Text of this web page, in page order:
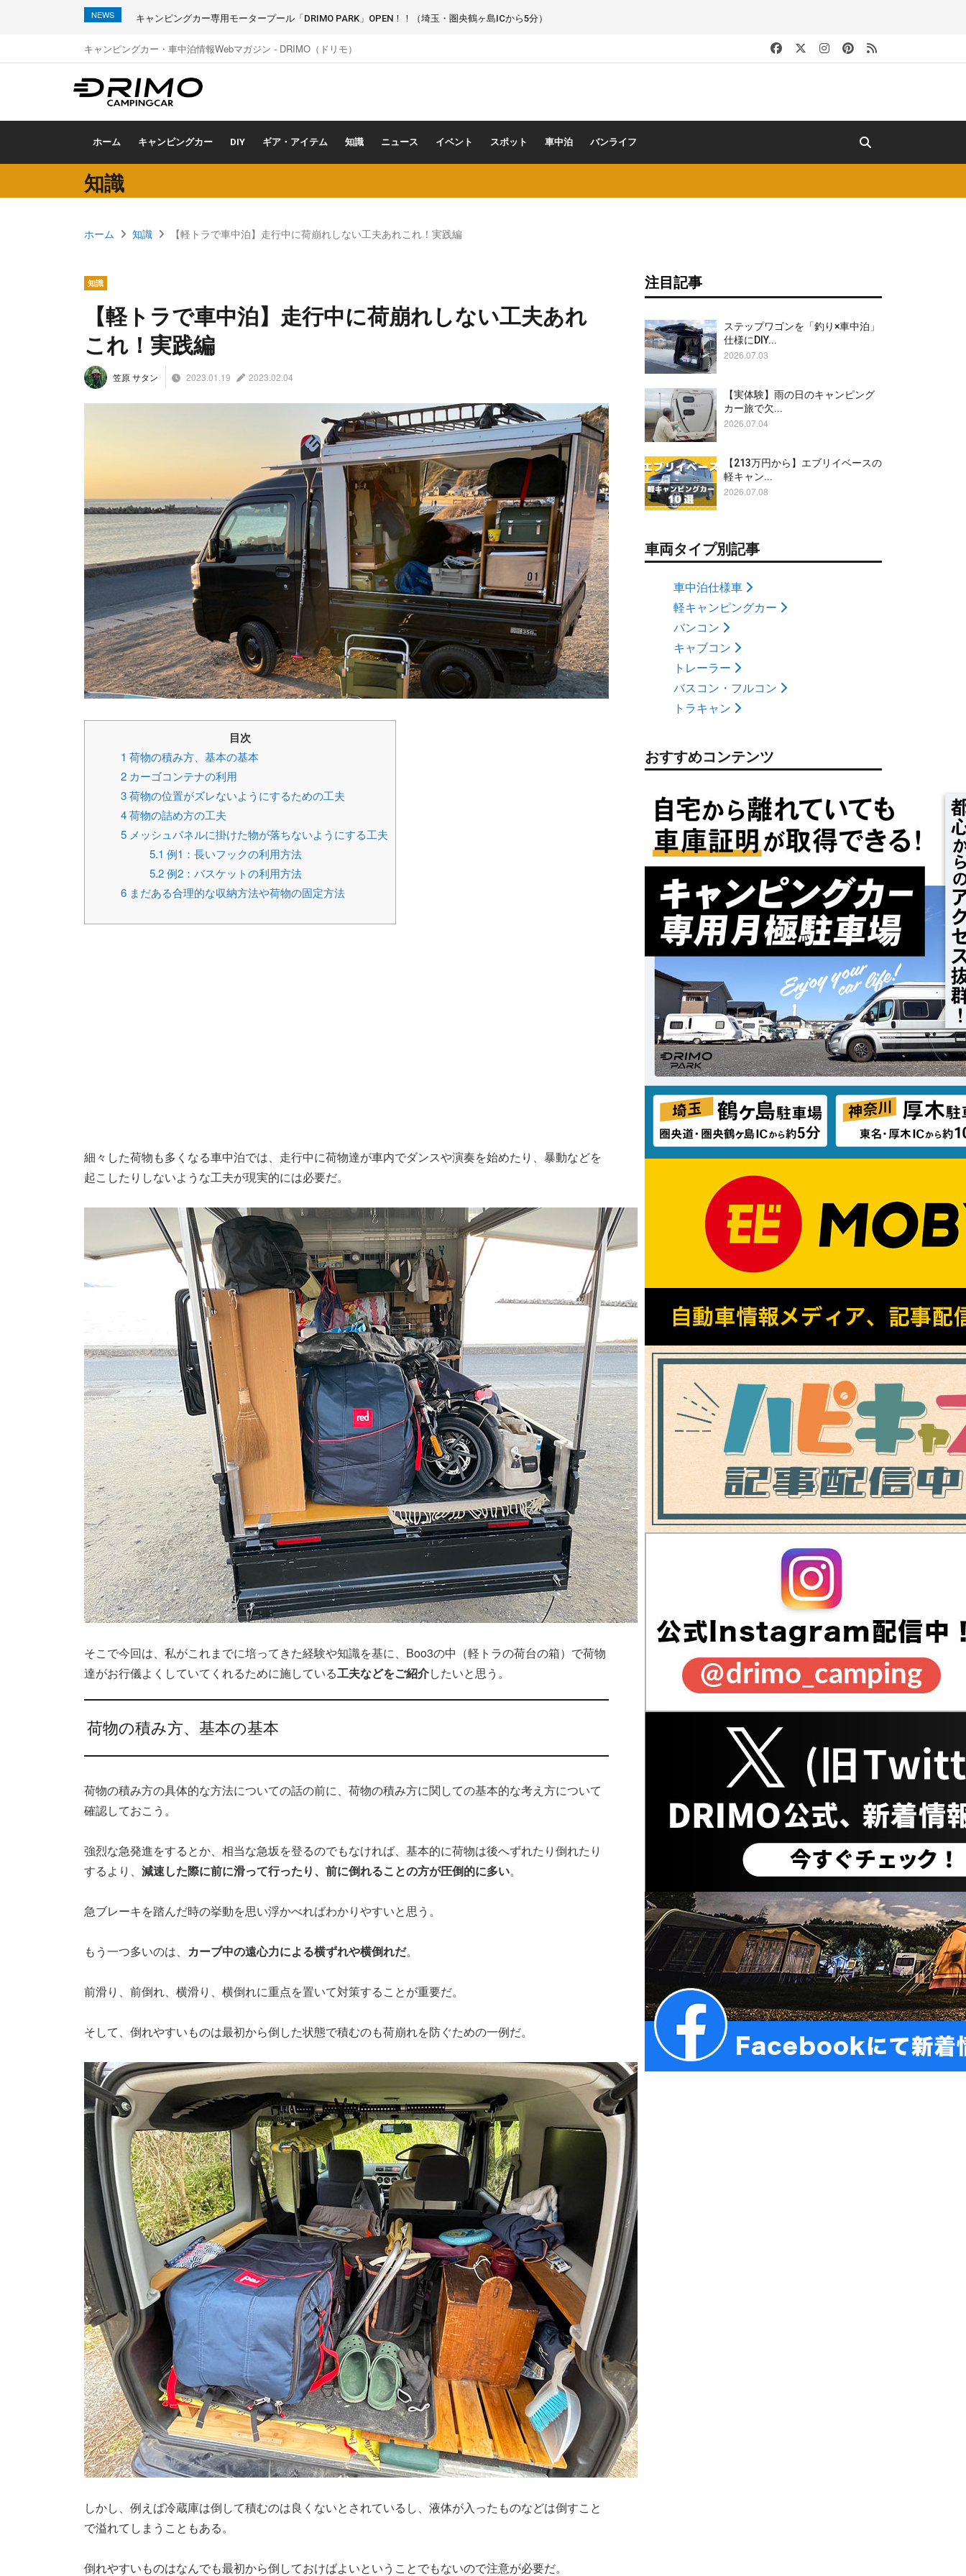
NEWS キャンピングカー専用モータープール「DRIMO PARK」OPEN！！（埼玉・圏央鶴ヶ島ICから5分）
キャンピングカー・車中泊情報Webマガジン - DRIMO（ドリモ）
ホーム キャンピングカー DIY ギア・アイテム 知識 ニュース イベント スポット 車中泊 バンライフ
知識
ホーム 知識 【軽トラで車中泊】走行中に荷崩れしない工夫あれこれ！実践編
知識
【軽トラで車中泊】走行中に荷崩れしない工夫あれ
これ！実践編
笠原 サタン 2023.01.19 2023.02.04
目次
1 荷物の積み方、基本の基本
2 カーゴコンテナの利用
3荷物の位置がズレないようにするための工夫
4荷物の詰め方の工夫
5 メッシュパネルに掛けた物が落ちないようにする工夫
5.1 例1：長いフックの利用方法
5.2例2：バスケットの利用方法
6 まだある合理的な収納方法や荷物の固定方法
細々した荷物も多くなる車中泊では、走行中に荷物達が車内でダンスや演奏を始めたり、暴動などを
起こしたりしないような工夫が現実的には必要だ。
そこで今回は、私がこれまでに培ってきた経験や知識を基に、Boo3の中（軽トラの荷台の箱）で荷物
達がお行儀よくしていてくれるために施している工夫などをご紹介したいと思う。
荷物の積み方、基本の基本
荷物の積み方の具体的な方法についての話の前に、荷物の積み方に関しての基本的な考え方について
確認しておこう。
強烈な急発進をするとか、相当な急坂を登るのでもなければ、基本的に荷物は後へずれたり倒れたり
するより、 減速した際に前に滑って行ったり、前に倒れることの方が圧倒的に多い。
急ブレーキを踏んだ時の挙動を思い浮かべればわかりやすいと思う。
もう一つ多いのは、 カーブ中の遠心力による横ずれや横倒れだ。
前滑り、前倒れ、横滑り、横倒れに重点を置いて対策することが重要だ。
そして、倒れやすいものは最初から倒した状態で積むのも荷崩れを防ぐための一例だ。
しかし、例えば冷蔵庫は倒して積むのは良くないとされているし、液体が入ったものなどは倒すこと
で溢れてしまうこともある。
倒れやすいものはなんでも最初から倒しておけばよいということでもないので注意が必要だ。
注目記事
ステップワゴンを「釣り×車中泊」
仕様にDIY...
2026.07.03
【実体験】雨の日のキャンピング
カー旅で欠...
2026.07.04
【213万円から】エブリイベースの
軽キャン...
2026.07.08
車両タイプ別記事
車中泊仕様車
軽キャンピングカー
バンコン
キャブコン
トレーラー
バスコン・フルコン
トラキャン
おすすめコンテンツ